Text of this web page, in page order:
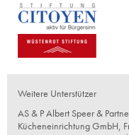
Weitere Unterstützer
AS & P Albert Speer &
Kücheneinrichtung GmbH,